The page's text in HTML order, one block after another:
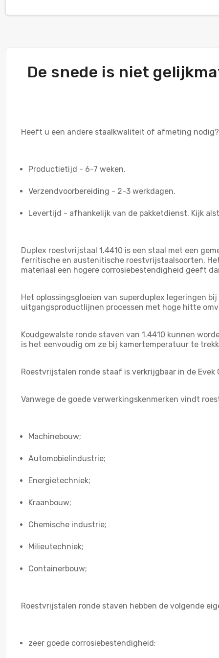
De snede is niet
Heeft u een andere staalkwaliteit of afmeting
Productietijd - 6-7 weken.
Verzendvoorbereiding - 2-3 werkdagen.
Levertijd - afhankelijk van de pakketdienst. Kijk
Duplex roestvrijstaal 1.4410 is een staal met een
ferritische en austenitische roestvrijstaalsoorten.
materiaal een hogere corrosiebestendigheid geeft
Het oplossingsgloeien van superduplex legeringen
uitgangsproductlijnen processen met hoge hitte
Koudgewalste ronde staven van 1.4410 kunnen
is het eenvoudig om ze bij kamertemperatuur te
Roestvrijstalen ronde staaf is verkrijgbaar in de
Vanwege de goede verwerkingskenmerken vindt
Machinebouw;
Automobielindustrie;
Energietechniek;
Kraanbouw;
Chemische industrie;
Milieutechniek;
Containerbouw;
Roestvrijstalen ronde staven hebben de volgende
zeer goede corrosiebestendigheid;